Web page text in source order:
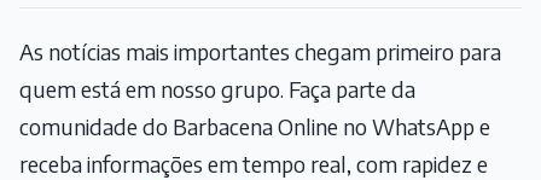
As notícias mais importantes chegam primeiro para
quem está em nosso grupo. Faça parte da
comunidade do Barbacena Online no WhatsApp e
receba informações em tempo real, com rapidez e